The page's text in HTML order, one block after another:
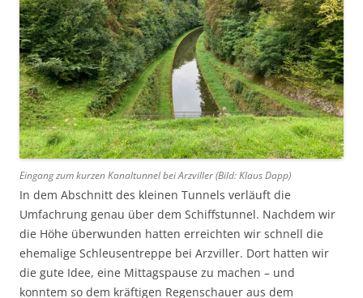
Eingang zum kurzen Kanaltunnel bei Arzviller (Bild: Klaus Dapp)
In dem Abschnitt des kleinen Tunnels verläuft die
Umfachrung genau über dem Schiffstunnel. Nachdem wir
die Höhe überwunden hatten erreichten wir schnell die
ehemalige Schleusentreppe bei Arzviller. Dort hatten wir
die gute Idee, eine Mittagspause zu machen – und
konntem so dem kräftigen Regenschauer aus dem